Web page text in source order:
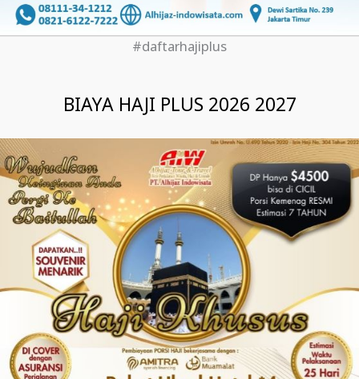
#daftarhajiplus
BIAYA HAJI PLUS 2026 2027